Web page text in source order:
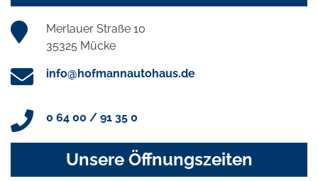
Merlauer Straße 10
35325 Mücke
info@hofmannautohaus.de
0 64 00 / 91 35 0
Unsere Öffnungszeiten